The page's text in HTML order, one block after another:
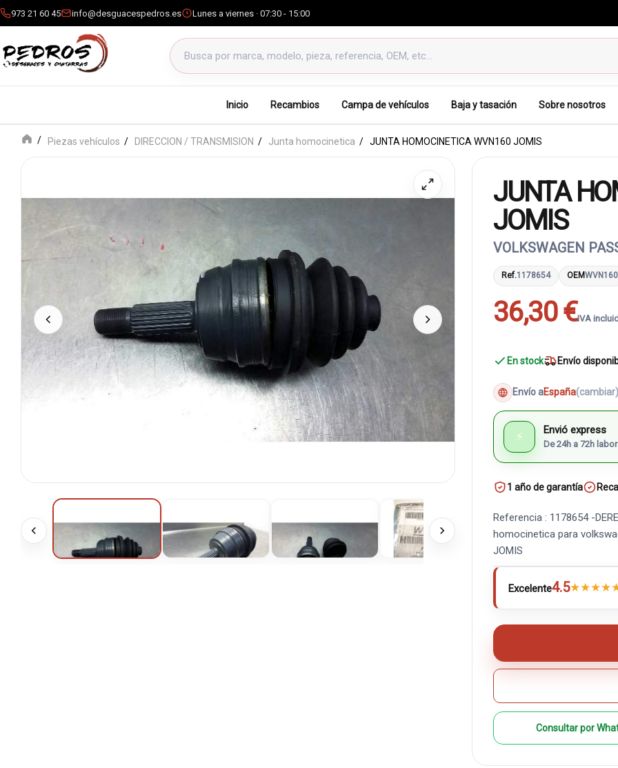
973 21 60 45 info@desguacespedros.es Lunes a viernes · 07:30 - 15:00
Buscar productos
Inicio Recambios Campa de vehículos Baja y tasación Sobre nosotros
Piezas vehículos DIRECCION / TRANSMISION Junta homocinetica JUNTA HOMOCINETICA WVN160 JOMIS
JUNTA
JOMIS
VOLKSWAGEN
Ref.1178654 OEMWVN160
36,30 €IVA
En stock Envío
Envío aEspaña(cambiar)
⚡ Envió express
De 24h a 72h
1 año de garantía
Referencia : 1178654 -
homocinetica para
JOMIS
Excelente4.5★★★★
Consultar por